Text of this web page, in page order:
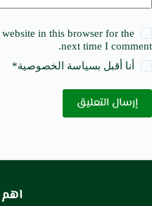
in this browser for the
next time I comment.
أنا أقبل بسياسة الخصوصية*
إرسال التعليق
اهم